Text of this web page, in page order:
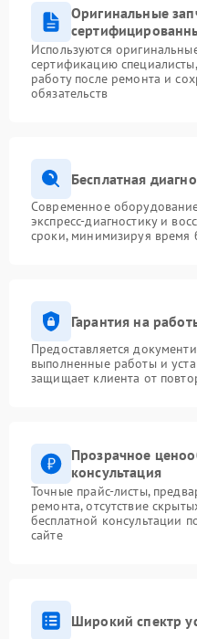
Оригинальные
Используются
сертификацию
работу после ремонта и
обязательств
Бесплатная
Современное
экспресс-диагностику и
сроки, минимизируя время
Гарантия на
Предоставляется
выполненные работы и
защищает клиента от
Прозрачное
консультация
Точные прайс-листы,
ремонта, отсутствие
бесплатной консультации
сайте
Широкий спектр